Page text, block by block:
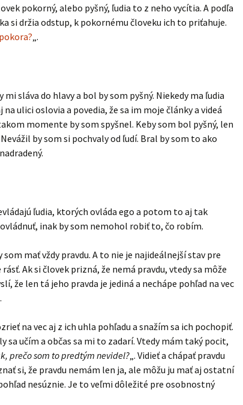
pokorný, alebo pyšný, ľudia to z neho vycítia. A podľa
si držia odstup, k pokornému človeku ich to priťahuje.
„.
sláva do hlavy a bol by som pyšný. Niekedy ma ľudia
ulici oslovia a povedia, že sa im moje články a videá
momente by som spyšnel. Keby som bol pyšný, len
by som si pochvaly od ľudí. Bral by som to ako
ľudia, ktorých ovláda ego a potom to aj tak
inak by som nemohol robiť to, čo robím.
mať vždy pravdu. A to nie je najideálnejší stav pre
Ak si človek prizná, že nemá pravdu, vtedy sa môže
že len tá jeho pravda je jediná a nechápe pohľad na vec
na vec aj z ich uhla pohľadu a snažím sa ich pochopiť.
sa učím a občas sa mi to zadarí. Vtedy mám taký pocit,
prečo som to predtým nevidel?„. Vidieť a chápať pravdu
si, že pravdu nemám len ja, ale môžu ju mať aj ostatní
nesúznie. Je to veľmi dôležité pre osobnostný